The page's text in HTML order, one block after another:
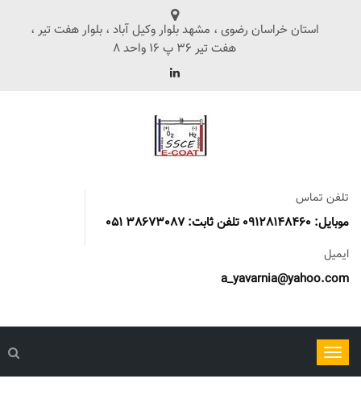
استان خراسان رضوی ، مشهد بلوار وکیل آباد ، بلوار هفت تیر ،
هفت تیر 36 پ 16 واحد 8
تلفن تماس
موبایل: 09128148460 تلفن ثابت: 38673087 051
ایمیل
a_yavarnia@yahoo.com
ناوبری
را